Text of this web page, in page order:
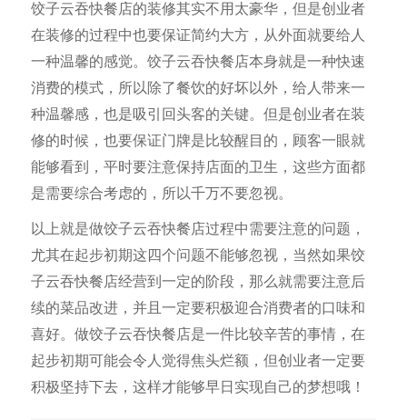
饺子云吞快餐店的装修其实不用太豪华，但是创业者
在装修的过程中也要保证简约大方，从外面就要给人
一种温馨的感觉。饺子云吞快餐店本身就是一种快速
消费的模式，所以除了餐饮的好坏以外，给人带来一
种温馨感，也是吸引回头客的关键。但是创业者在装
修的时候，也要保证门牌是比较醒目的，顾客一眼就
能够看到，平时要注意保持店面的卫生，这些方面都
是需要综合考虑的，所以千万不要忽视。
以上就是做饺子云吞快餐店过程中需要注意的问题，
尤其在起步初期这四个问题不能够忽视，当然如果饺
子云吞快餐店经营到一定的阶段，那么就需要注意后
续的菜品改进，并且一定要积极迎合消费者的口味和
喜好。做饺子云吞快餐店是一件比较辛苦的事情，在
起步初期可能会令人觉得焦头烂额，但创业者一定要
积极坚持下去，这样才能够早日实现自己的梦想哦！